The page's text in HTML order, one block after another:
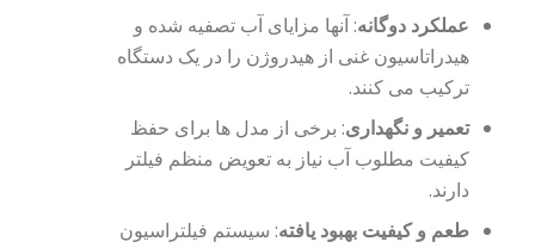
عملکرد دوگانه: آنها مزایای آب تصفیه شده و
هیدراتاسیون غنی از هیدروژن را در یک دستگاه
ترکیب می کنند.
تعمیر و نگهداری: برخی از مدل ها برای حفظ
کیفیت مطلوب آب نیاز به تعویض منظم فیلتر
دارند.
طعم و کیفیت بهبود یافته: سیستم فیلتراسیون